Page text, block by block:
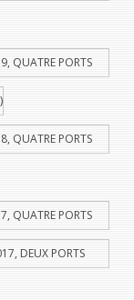
QUATRE PORTS
QUATRE PORTS
QUATRE PORTS
DEUX PORTS